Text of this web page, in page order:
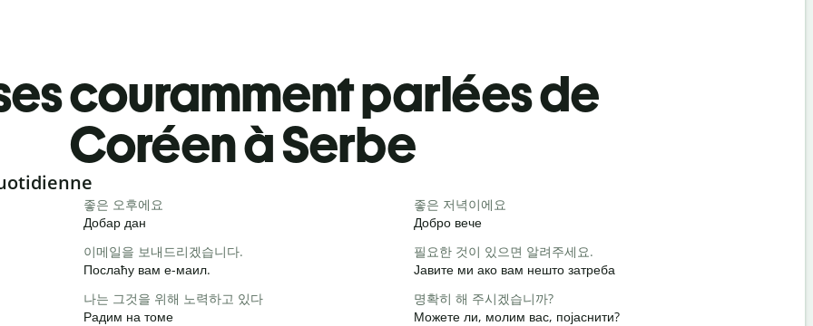
couramment parlées de
Coréen à Serbe
좋은 오후에요
Добар дан
좋은 저녁이에요
Добро вече
이메일을 보내드리겠습니다.
Послаћу вам е-маил.
필요한 것이 있으면 알려주세요.
Јавите ми ако вам нешто затреба
나는 그것을 위해 노력하고 있다
Радим на томе
명확히 해 주시겠습니까?
Можете ли, молим вас, појаснити?